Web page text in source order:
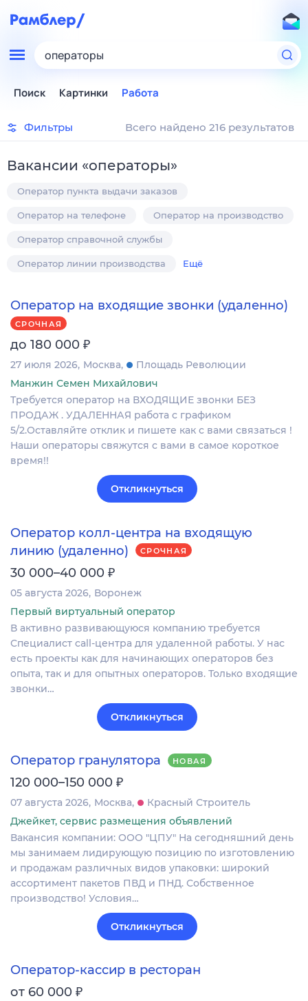
операторы
Поиск Картинки Работа
Фильтры Всего найдено 216 результатов
Вакансии «операторы»
Оператор пункта выдачи заказов
Оператор на телефоне Оператор на производство
Оператор справочной службы
Оператор линии производства Ещё
Оператор на входящие звонки (удаленно)
СРОЧНАЯ
до 180 000 ₽
27 июля 2026 Москва
Площадь Революции
Манжин Семен Михайлович
Требуется оператор на ВХОДЯЩИЕ звонки БЕЗ
ПРОДАЖ . УДАЛЕННАЯ работа с графиком
5/2.Оставляйте отклик и пишете как с вами связаться !
Наши операторы свяжутся с вами в самое короткое
время!!
Откликнуться
Оператор колл-центра на входящую
линию (удаленно)
СРОЧНАЯ
30 000–40 000 ₽
05 августа 2026 Воронеж
Первый виртуальный оператор
В активно развивающуюся компанию требуется
Специалист call-центра для удаленной работы. У нас
есть проекты как для начинающих операторов без
опыта, так и для опытных операторов. Только входящие
звонки…
Откликнуться
Оператор гранулятора НОВАЯ
120 000–150 000 ₽
07 августа 2026 Москва
Красный Строитель
Джейкет, сервис размещения объявлений
Вакансия компании: ООО "ЦПУ" На сегодняшний день
мы занимаем лидирующую позицию по изготовлению
и продажам различных видов упаковки: широкий
ассортимент пакетов ПВД и ПНД. Собственное
производство! Условия…
Откликнуться
Оператор-кассир в ресторан
от 60 000 ₽